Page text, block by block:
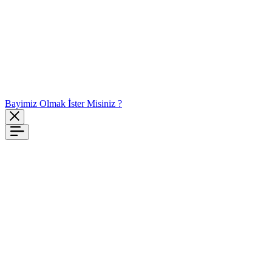
Bayimiz Olmak İster Misiniz ?